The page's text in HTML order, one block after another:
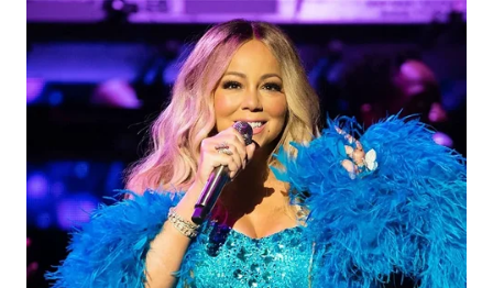
ID
WAHANANEWS
CO ID
WAHANANEWS
NET
WAHANA
SPORT